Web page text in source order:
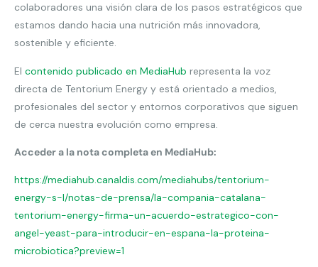
colaboradores una visión clara de los pasos estratégicos que
estamos dando hacia una nutrición más innovadora,
sostenible y eficiente.
El contenido publicado en MediaHub representa la voz
directa de Tentorium Energy y está orientado a medios,
profesionales del sector y entornos corporativos que siguen
de cerca nuestra evolución como empresa.
Acceder a la nota completa en MediaHub:
https://mediahub.canaldis.com/mediahubs/tentorium-
energy-s-l/notas-de-prensa/la-compania-catalana-
tentorium-energy-firma-un-acuerdo-estrategico-con-
angel-yeast-para-introducir-en-espana-la-proteina-
microbiotica?preview=1